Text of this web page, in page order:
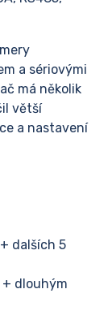
a sériovými
má několik
větší
a nastavení
dalších 5
dlouhým